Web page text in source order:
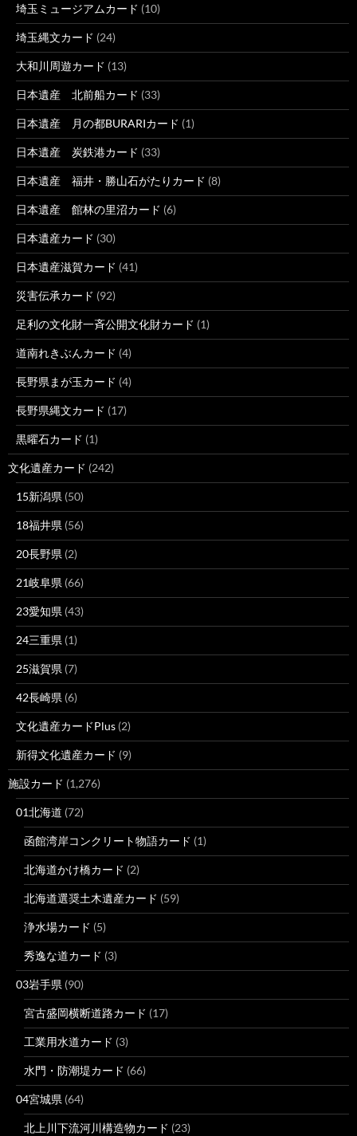
埼玉ミュージアムカード (10)
埼玉縄文カード (24)
大和川周遊カード (13)
日本遺産 北前船カード (33)
日本遺産 月の都BURARIカード (1)
日本遺産 炭鉄港カード (33)
日本遺産 福井・勝山石がたりカード (8)
日本遺産 館林の里沼カード (6)
日本遺産カード (30)
日本遺産滋賀カード (41)
災害伝承カード (92)
足利の文化財一斉公開文化財カード (1)
道南れきぶんカード (4)
長野県まが玉カード (4)
長野県縄文カード (17)
黒曜石カード (1)
文化遺産カード (242)
15新潟県 (50)
18福井県 (56)
20長野県 (2)
21岐阜県 (66)
23愛知県 (43)
24三重県 (1)
25滋賀県 (7)
42長崎県 (6)
文化遺産カードPlus (2)
新得文化遺産カード (9)
施設カード (1,276)
01北海道 (72)
函館湾岸コンクリート物語カード (1)
北海道かけ橋カード (2)
北海道選奨土木遺産カード (59)
浄水場カード (5)
秀逸な道カード (3)
03岩手県 (90)
宮古盛岡横断道路カード (17)
工業用水道カード (3)
水門・防潮堤カード (66)
04宮城県 (64)
北上川下流河川構造物カード (23)